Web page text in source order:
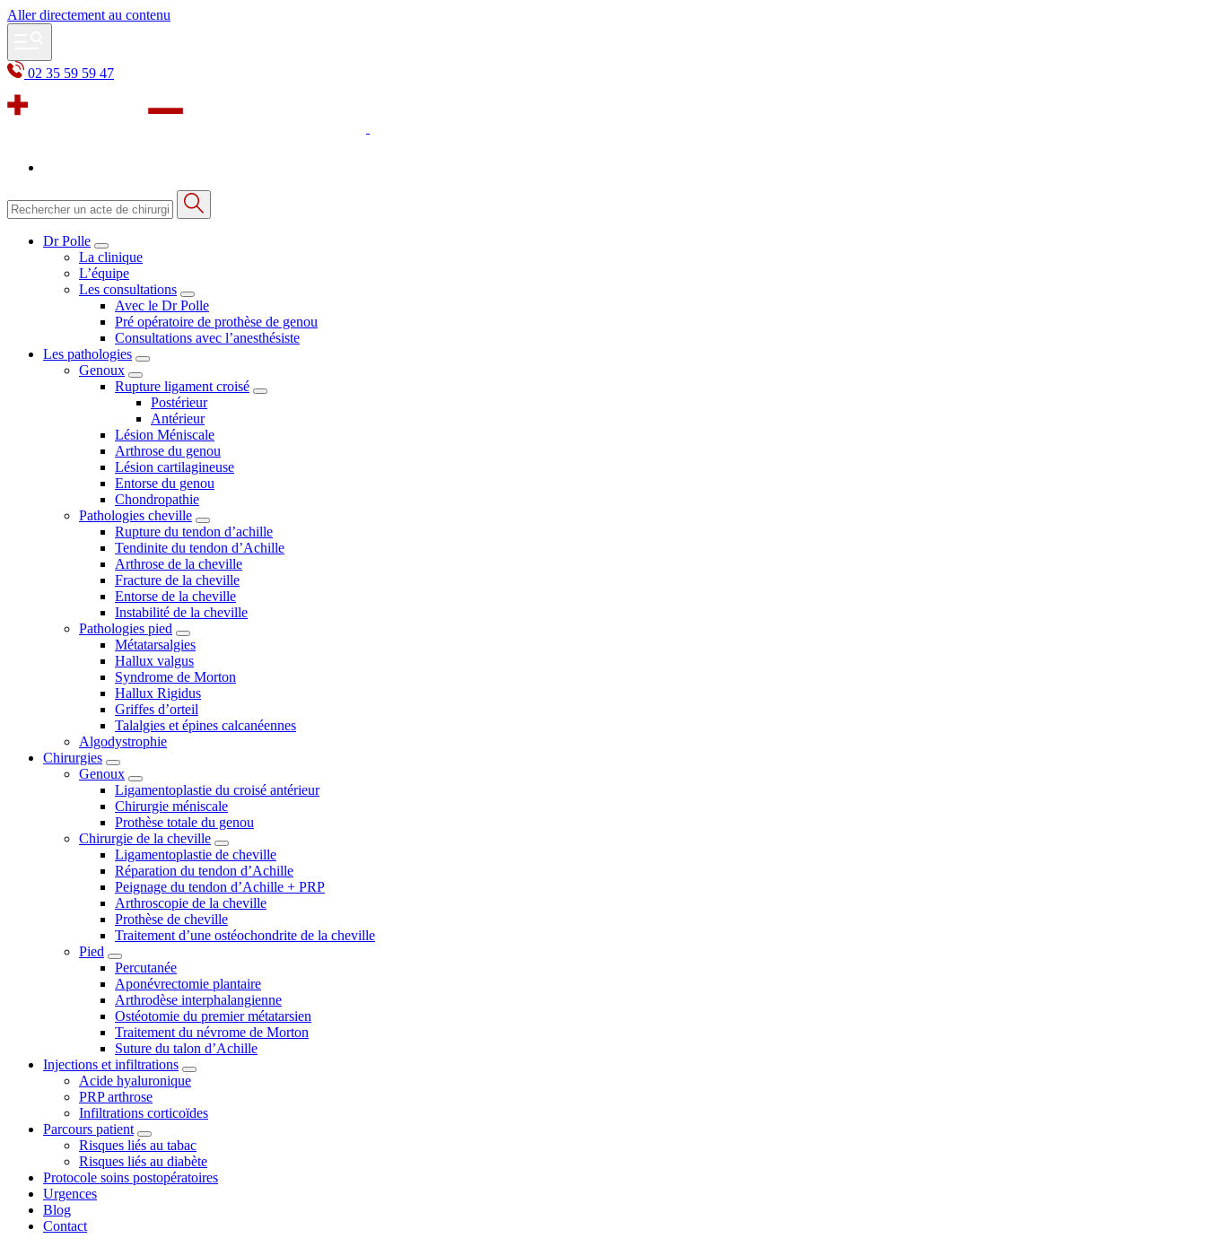
Aller directement au contenu
02 35 59 59 47
Dr Polle
La clinique
L’équipe
Les consultations
Avec le Dr Polle
Pré opératoire de prothèse de genou
Consultations avec l’anesthésiste
Les pathologies
Genoux
Rupture ligament croisé
Postérieur
Antérieur
Lésion Méniscale
Arthrose du genou
Lésion cartilagineuse
Entorse du genou
Chondropathie
Pathologies cheville
Rupture du tendon d’achille
Tendinite du tendon d’Achille
Arthrose de la cheville
Fracture de la cheville
Entorse de la cheville
Instabilité de la cheville
Pathologies pied
Métatarsalgies
Hallux valgus
Syndrome de Morton
Hallux Rigidus
Griffes d’orteil
Talalgies et épines calcanéennes
Algodystrophie
Chirurgies
Genoux
Ligamentoplastie du croisé antérieur
Chirurgie méniscale
Prothèse totale du genou
Chirurgie de la cheville
Ligamentoplastie de cheville
Réparation du tendon d’Achille
Peignage du tendon d’Achille + PRP
Arthroscopie de la cheville
Prothèse de cheville
Traitement d’une ostéochondrite de la cheville
Pied
Percutanée
Aponévrectomie plantaire
Arthrodèse interphalangienne
Ostéotomie du premier métatarsien
Traitement du névrome de Morton
Suture du talon d’Achille
Injections et infiltrations
Acide hyaluronique
PRP arthrose
Infiltrations corticoïdes
Parcours patient
Risques liés au tabac
Risques liés au diabète
Protocole soins postopératoires
Urgences
Blog
Contact